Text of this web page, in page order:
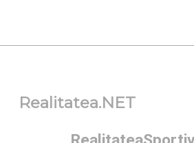
Realitatea.NET